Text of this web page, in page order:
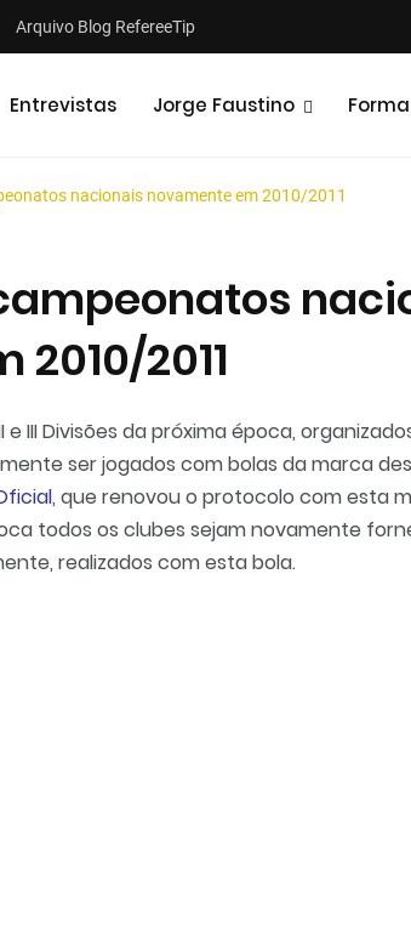
Arquivo Blog RefereeTip
Entrevistas Jorge Faustino
nacionais novamente em 2010/2011
2011
III Divisões da próxima época,
ser jogados com bolas da marca
, que renovou o protocolo com esta
todos os clubes sejam novamente
realizados com esta bola.